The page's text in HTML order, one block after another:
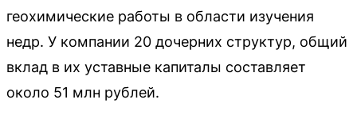
геохимические работы в области изучения
недр. У компании 20 дочерних структур, общий
вклад в их уставные капиталы составляет
около 51 млн рублей.